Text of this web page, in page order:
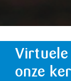
onze